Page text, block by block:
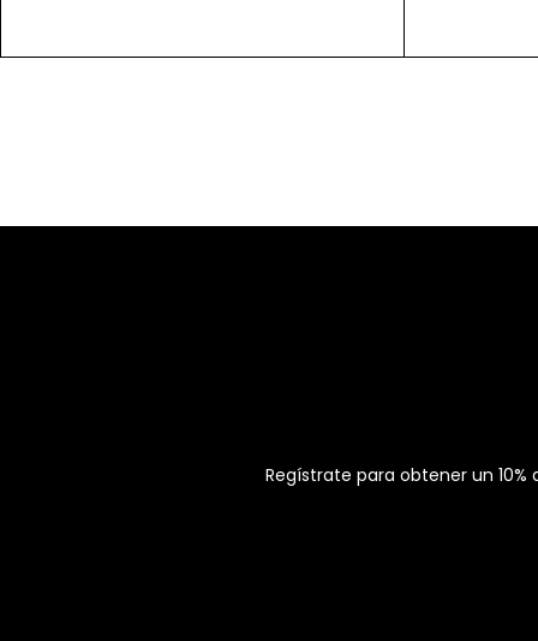
Regístrate para obtener un